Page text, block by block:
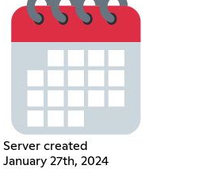
Server created
January 27th, 2024